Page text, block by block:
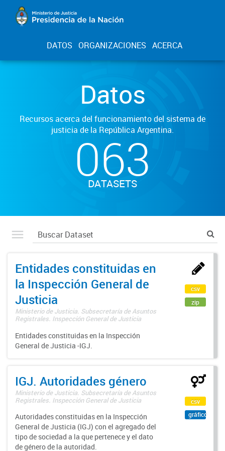
DATOS ORGANIZACIONES ACERCA
Datos
Recursos acerca del funcionamiento del sistema de
justicia de la República Argentina.
063
DATASETS
Entidades constituidas en
la Inspección General de
Justicia
Ministerio de Justicia. Subsecretaría de Asuntos
Registrales. Inspección General de Justicia
Entidades constituidas en la Inspección
General de Justicia -IGJ.
csv
zip
IGJ. Autoridades género
Ministerio de Justicia. Subsecretaría de Asuntos
Registrales. Inspección General de Justicia
Autoridades constituidas en la Inspección
General de Justicia (IGJ) con el agregado del
tipo de sociedad a la que pertenece y el dato
de género de la autoridad.
csv
gráfico